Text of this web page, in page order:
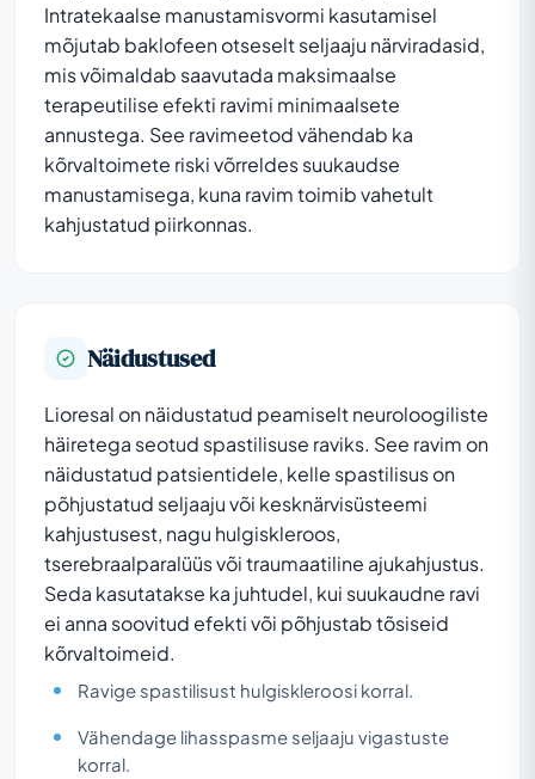
Intratekaalse manustamisvormi kasutamisel
mõjutab baklofeen otseselt seljaaju närviradasid,
mis võimaldab saavutada maksimaalse
terapeutilise efekti ravimi minimaalsete
annustega. See ravimeetod vähendab ka
kõrvaltoimete riski võrreldes suukaudse
manustamisega, kuna ravim toimib vahetult
kahjustatud piirkonnas.
Näidustused
Lioresal on näidustatud peamiselt neuroloogiliste
häiretega seotud spastilisuse raviks. See ravim on
näidustatud patsientidele, kelle spastilisus on
põhjustatud seljaaju või kesknärvisüsteemi
kahjustusest, nagu hulgiskleroos,
tserebraalparalüüs või traumaatiline ajukahjustus.
Seda kasutatakse ka juhtudel, kui suukaudne ravi
ei anna soovitud efekti või põhjustab tõsiseid
kõrvaltoimeid.
Ravige spastilisust hulgiskleroosi korral.
Vähendage lihasspasme seljaaju vigastuste
korral.